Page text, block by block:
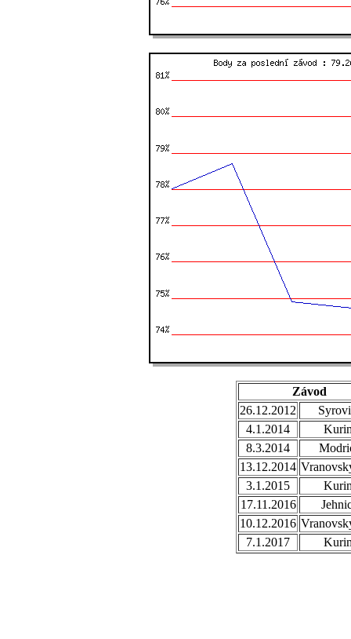
Závod
26.12.2012
4.1.2014
8.3.2014
13.12.2014
3.1.2015
17.11.2016
10.12.2016
7.1.2017